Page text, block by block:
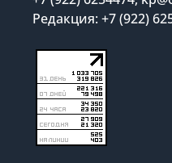
Редакция: +7 (922)